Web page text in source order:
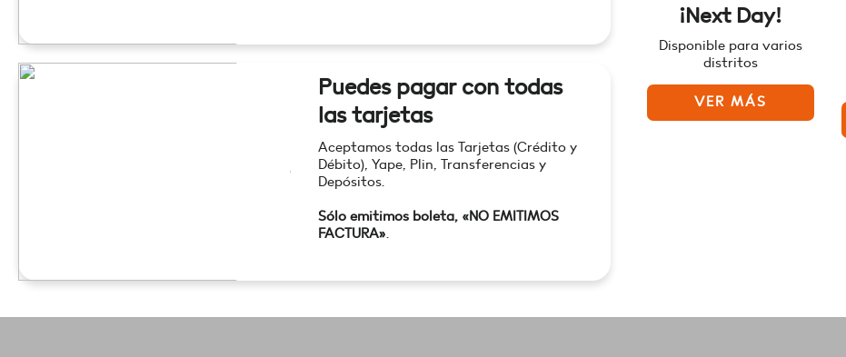
Puedes pagar con todas
las tarjetas
Aceptamos todas las Tarjetas (Crédito y
Débito), Yape, Plin, Transferencias y
Depósitos.
Sólo emitimos boleta, «NO EMITIMOS
FACTURA».
¡Next Day!
Disponible para varios
distritos
VER MÁS